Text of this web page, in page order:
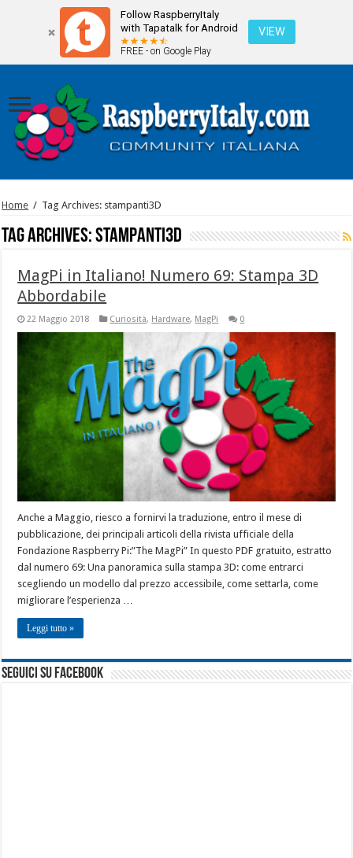
Follow RaspberryItaly
with Tapatalk for Android
FREE - on Google Play
VIEW
Home / Tag Archives: stampanti3D
Tag Archives:stampanti3D
MagPi in Italiano! Numero 69: Stampa 3D
Abbordabile
22 Maggio 2018 Curiosità, Hardware, MagPi 0
Anche a Maggio, riesco a fornirvi la traduzione, entro il mese di
pubblicazione, dei principali articoli della rivista ufficiale della
Fondazione Raspberry Pi:”The MagPi” In questo PDF gratuito, estratto
dal numero 69: Una panoramica sulla stampa 3D: come entrarci
scegliendo un modello dal prezzo accessibile, come settarla, come
migliorare l’esperienza …
Leggi tutto »
seguici su facebook